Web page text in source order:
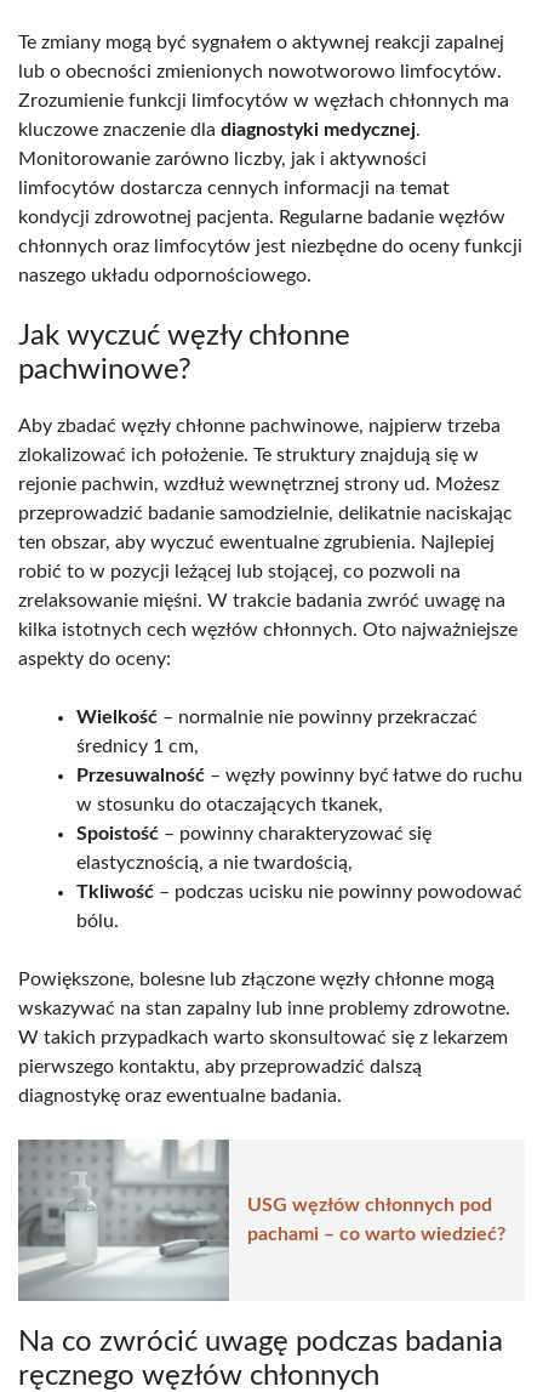
Te zmiany mogą być sygnałem o aktywnej reakcji zapalnej
lub o obecności zmienionych nowotworowo limfocytów.
Zrozumienie funkcji limfocytów w węzłach chłonnych ma
kluczowe znaczenie dla diagnostyki medycznej.
Monitorowanie zarówno liczby, jak i aktywności
limfocytów dostarcza cennych informacji na temat
kondycji zdrowotnej pacjenta. Regularne badanie węzłów
chłonnych oraz limfocytów jest niezbędne do oceny funkcji
naszego układu odpornościowego.
Jak wyczuć węzły chłonne
pachwinowe?
Aby zbadać węzły chłonne pachwinowe, najpierw trzeba
zlokalizować ich położenie. Te struktury znajdują się w
rejonie pachwin, wzdłuż wewnętrznej strony ud. Możesz
przeprowadzić badanie samodzielnie, delikatnie naciskając
ten obszar, aby wyczuć ewentualne zgrubienia. Najlepiej
robić to w pozycji leżącej lub stojącej, co pozwoli na
zrelaksowanie mięśni. W trakcie badania zwróć uwagę na
kilka istotnych cech węzłów chłonnych. Oto najważniejsze
aspekty do oceny:
Wielkość – normalnie nie powinny przekraczać
średnicy 1 cm,
Przesuwalność – węzły powinny być łatwe do ruchu
w stosunku do otaczających tkanek,
Spoistość – powinny charakteryzować się
elastycznością, a nie twardością,
Tkliwość – podczas ucisku nie powinny powodować
bólu.
Powiększone, bolesne lub złączone węzły chłonne mogą
wskazywać na stan zapalny lub inne problemy zdrowotne.
W takich przypadkach warto skonsultować się z lekarzem
pierwszego kontaktu, aby przeprowadzić dalszą
diagnostykę oraz ewentualne badania.
USG węzłów chłonnych pod
pachami – co warto wiedzieć?
Na co zwrócić uwagę podczas badania
ręcznego węzłów chłonnych